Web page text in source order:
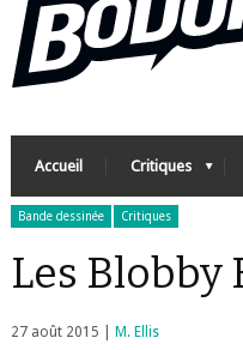
Accueil Critiques
Bande dessinée Critiques
Les Blobby
27 août 2015 |
M. Ellis